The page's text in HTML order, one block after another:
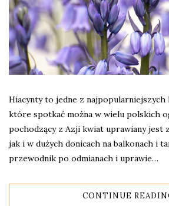
Hiacynty to jedne z najpopularniejszych
które spotkać można w wielu polskich
pochodzący z Azji kwiat uprawiany jest
jak i w dużych donicach na balkonach i
przewodnik po odmianach i uprawie…
CONTINUE